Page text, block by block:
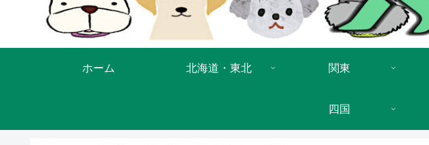
ホーム 北海道・東北 関東
四国